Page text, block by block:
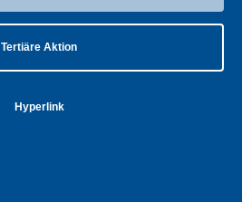
Tertiäre Aktion
Hyperlink